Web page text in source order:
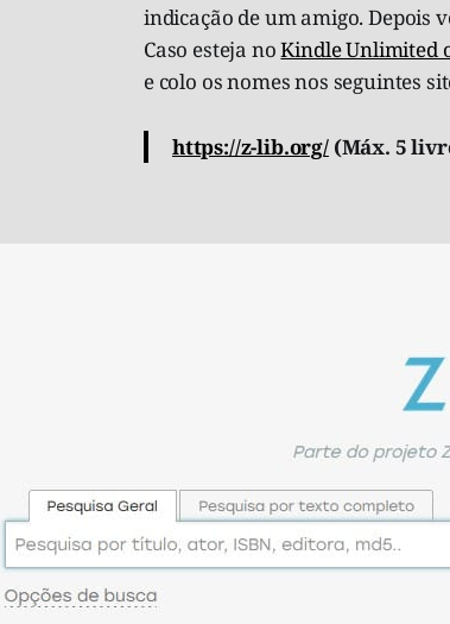
indicação de um amigo. Depois
Caso esteja noKindle Unlimited
e colo os nomes nos seguintes
https://z-lib.org/(Máx. 5